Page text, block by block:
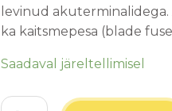
levinud
ka kaitsmepesa (blade
Saadaval järeltellimisel